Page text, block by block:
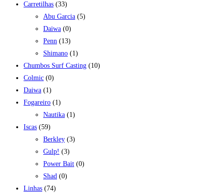
Carretilhas (33)
Abu Garcia (5)
Daiwa (0)
Penn (13)
Shimano (1)
Chumbos Surf Casting (10)
Colmic (0)
Daiwa (1)
Fogareiro (1)
Nautika (1)
Iscas (59)
Berkley (3)
Gulp! (3)
Power Bait (0)
Shad (0)
Linhas (74)